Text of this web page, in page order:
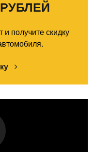
и получите скидку